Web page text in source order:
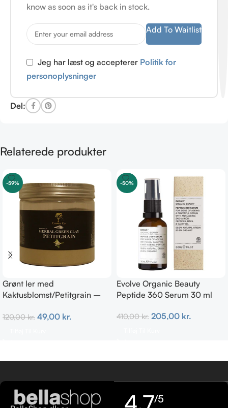
know as soon as it's back in stock.
Add To Waitlist
Jeg har læst og accepterer Politik for
personoplysninger
Del:
Relaterede produkter
-59%
Grønt ler med
Kaktusblomst/Petitgrain –
120,00kr. 49,00 kr.
-50%
Evolve Organic Beauty
Peptide 360 Serum 30 ml
410,00kr. 205,00 kr.
4,7/5